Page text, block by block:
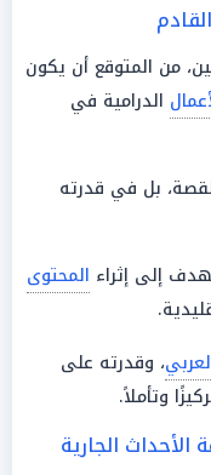
من المتوقع أن يكون
الدرامية في
بل في قدرته
إلى إثراء المحتوى
، وقدرته على
وتأملاً.
الجارية